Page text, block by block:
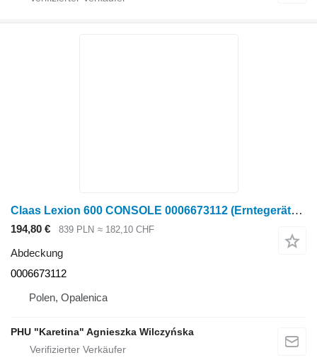
Claas Lexion 600 CONSOLE 0006673112 (Erntegerätantrieb, ohne Abdeckung für Claas Lexion 600 Getreideernter
194,80 € 839 PLN ≈ 182,10 CHF
Abdeckung
0006673112
Polen, Opalenica
PHU "Karetina" Agnieszka Wilczyńska